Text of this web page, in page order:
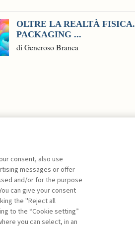
OLTRE LA REALTÀ FISICA.
PACKAGING ...
di Generoso Branca
consent, also use
messages or offer
and/or for the purpose
can give your consent
the "Reject all
to the “Cookie setting”
you can select, in an